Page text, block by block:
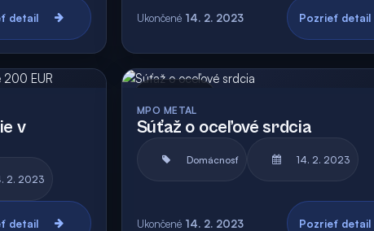
detail Ukončené 14. 2. 2023 Pozrieť detail
v
2. 2023
detail
MPO METAL
Súťaž o oceľové srdcia
Domácnosť 14. 2. 2023
Ukončené 14. 2. 2023 Pozrieť detail